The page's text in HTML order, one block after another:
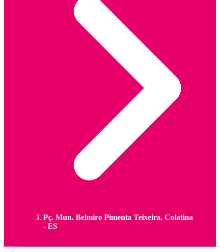
Pç. Mun. Belmiro Pimenta Teixeira, Colatina
- ES